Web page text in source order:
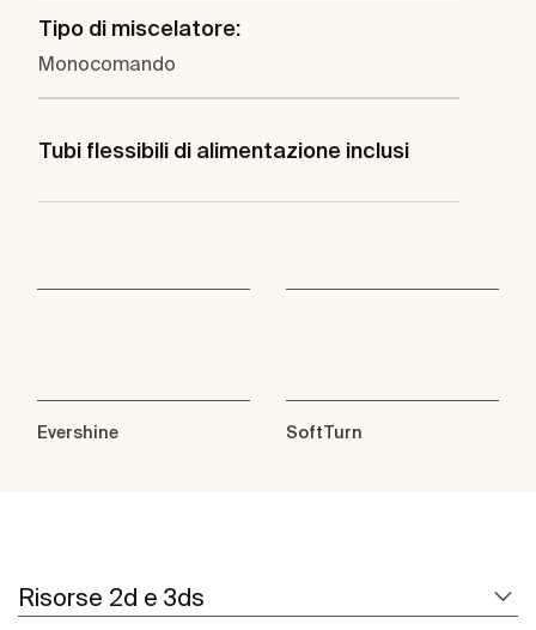
Tipo di miscelatore:
Monocomando
Tubi flessibili di alimentazione inclusi
Evershine SoftTurn
Risorse 2d e 3ds